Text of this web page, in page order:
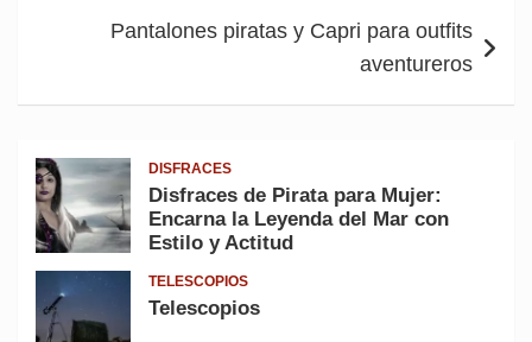
entradasPantalones piratas y Capri para outfits
aventureros
DISFRACES
Disfraces de Pirata para Mujer:
Encarna la Leyenda del Mar con
Estilo y Actitud
TELESCOPIOS
Telescopios